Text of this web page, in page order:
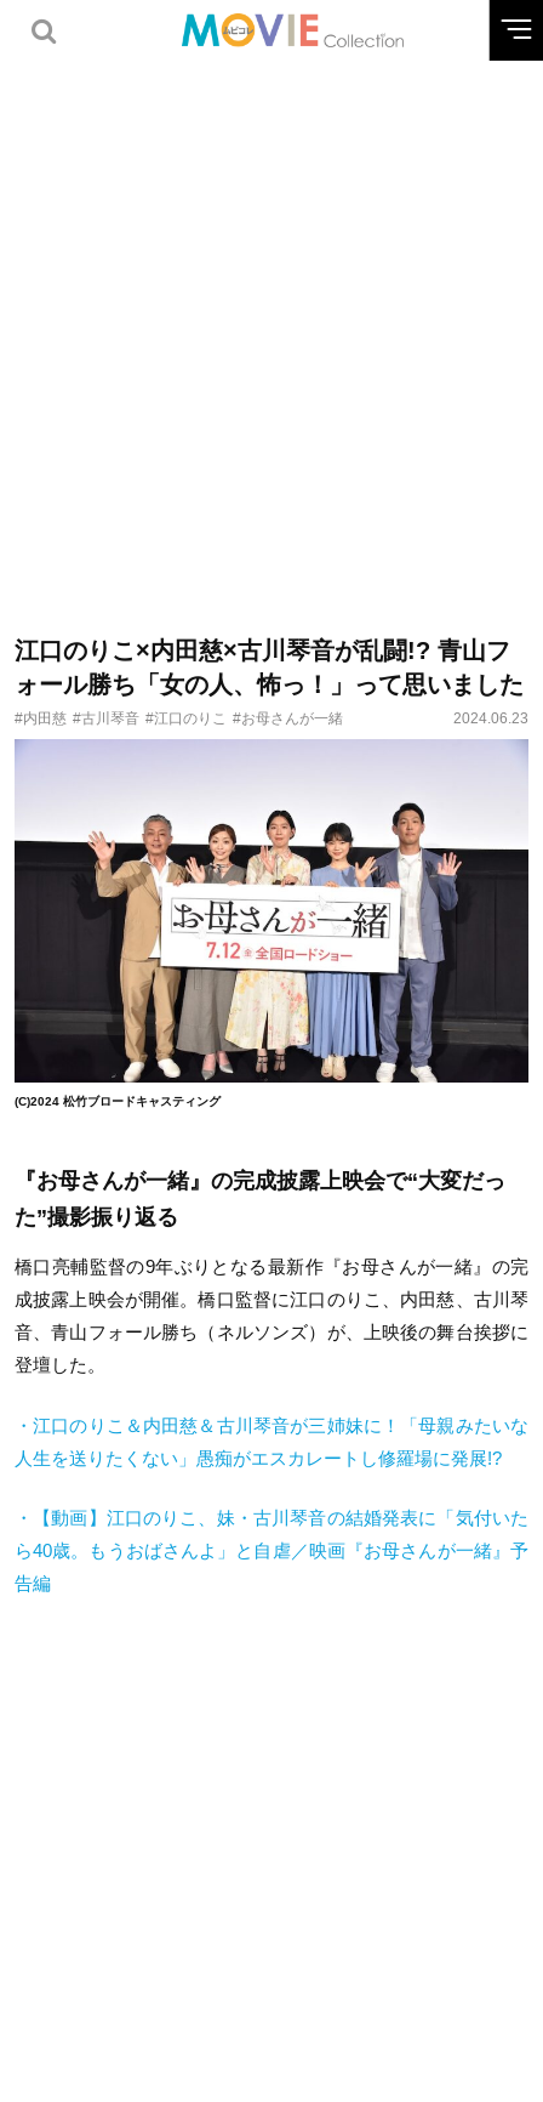
江口のりこ×内田慈×古川琴音が乱闘!? ⻘山フ
ォール勝ち「女の人、怖っ！」って思いました
#内田慈 #古川琴音 #江口のりこ #お母さんが一緒 2024.06.23
(C)2024 松竹ブロードキャスティング
『お母さんが一緒』の完成披露上映会で“大変だっ
た”撮影振り返る
橋口亮輔監督の9年ぶりとなる最新作『お母さんが一緒』の完
成披露上映会が開催。橋口監督に江口のりこ、内田慈、古川琴
音、⻘山フォール勝ち（ネルソンズ）が、上映後の舞台挨拶に
登壇した。
・江口のりこ＆内田慈＆古川琴音が三姉妹に！「母親みたいな
人生を送りたくない」愚痴がエスカレートし修羅場に発展!?
・【動画】江口のりこ、妹・古川琴音の結婚発表に「気付いた
ら40歳。もうおばさんよ」と自虐／映画『お母さんが一緒』予
告編